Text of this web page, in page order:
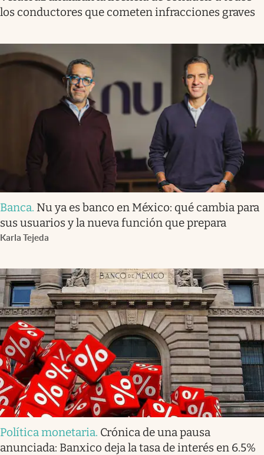
los conductores que cometen infracciones graves
Banca. Nu ya es banco en México: qué cambia para
sus usuarios y la nueva función que prepara
Karla Tejeda
Política monetaria. Crónica de una pausa
anunciada: Banxico deja la tasa de interés en 6.5%